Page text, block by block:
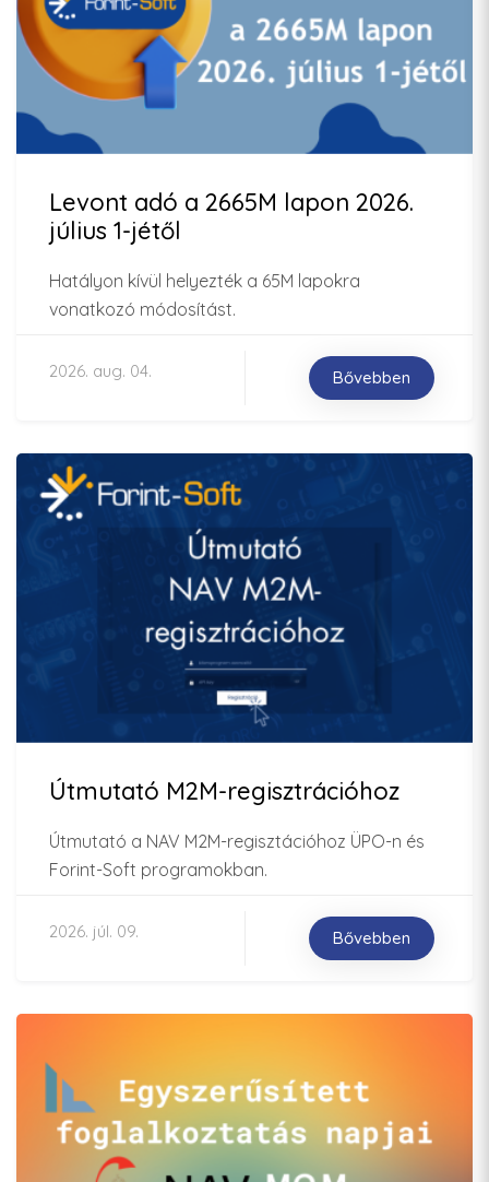
Levont adó a 2665M lapon 2026.
július 1-jétől
Hatályon kívül helyezték a 65M lapokra
vonatkozó módosítást.
2026. aug. 04. Bővebben
Útmutató M2M-regisztrációhoz
Útmutató a NAV M2M-regisztációhoz ÜPO-n és
Forint-Soft programokban.
2026. júl. 09. Bővebben